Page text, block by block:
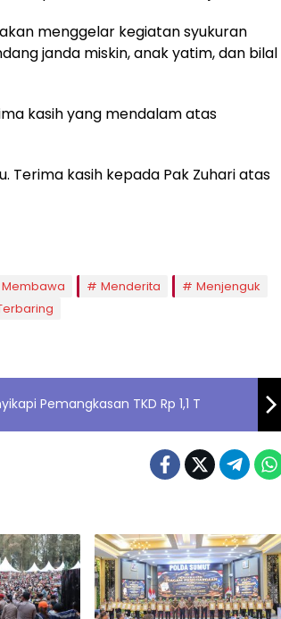
menggelar kegiatan syukuran
janda miskin, anak yatim, dan bilal
kasih yang mendalam atas
Terima kasih kepada Pak Zuhari atas
Membawa Menderita
Menjenguk
Pemangkasan TKD Rp 1,1 T